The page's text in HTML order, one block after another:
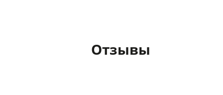
Отзывы